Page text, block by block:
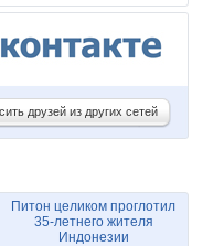
друзей из других сетей
Питон целиком проглотил
35-летнего жителя
Индонезии